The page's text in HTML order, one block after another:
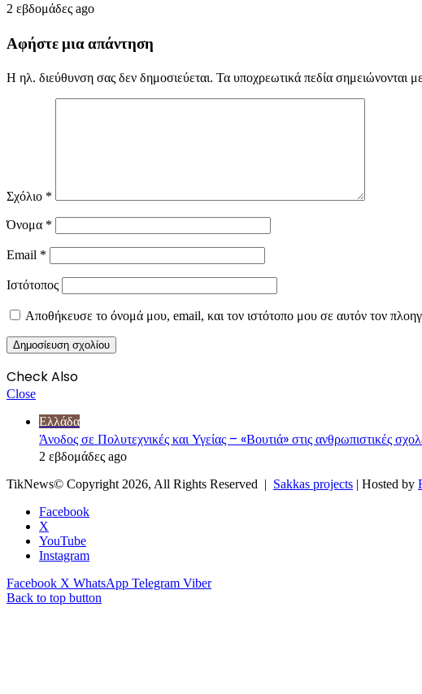
2 εβδομάδες ago
Αφήστε μια απάντηση
Η ηλ. διεύθυνση σας δεν δημοσιεύεται. Τα υποχρεωτικά πεδία σημειώνονται με
Σχόλιο *
Όνομα *
Email *
Ιστότοπος
Αποθήκευσε το όνομά μου, email, και τον ιστότοπο μου σε αυτόν τον
Check Also
Close
Ελλάδα
Άνοδος σε Πολυτεχνικές και Υγείας – «Βουτιά» στις ανθρωπιστικές
2 εβδομάδες ago
TikNews© Copyright 2026, All Rights Reserved | Sakkas projects | Hosted by
Facebook
X
YouTube
Instagram
Facebook X WhatsApp Telegram Viber
Back to top button